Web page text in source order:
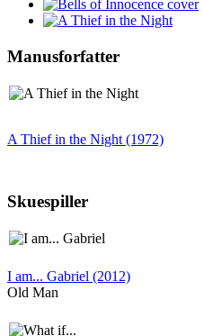
Manusforfatter
A Thief in the Night (1972)
Skuespiller
I am... Gabriel (2012)
Old Man